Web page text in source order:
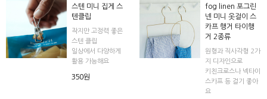
스텐 미니 집게 스
텐클립
작지만 고정력 좋은
스텐 클립
일상에서 다양하게
활용 가능해요
350원
fog linen 포그린
넨 미니 옷걸이 스
카프 행거 타이행
거 2종류
원형과 직사각형 2가
지 디자인으로
키친크로스나 넥타이
스카프 등 걸기 좋아
요